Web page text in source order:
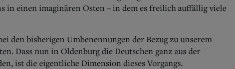
in einen imaginären Osten – in dem es freilich auffällig viele
den bisherigen Umbenennungen der Bezug zu unserem
Dass nun in Oldenburg die Deutschen ganz aus der
ist die eigentliche Dimension dieses Vorgangs.